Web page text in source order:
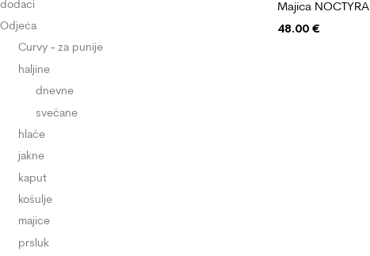
Majica NOCTYRA
48.00 €
dodaci
Odjeća
Curvy - za punije
haljine
dnevne
svečane
hlače
jakne
kaput
košulje
majice
prsluk